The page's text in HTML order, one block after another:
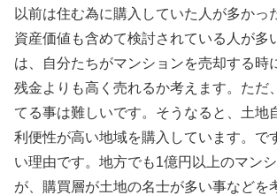
以前は住む為に購入していた人が多かっ
資産価値も含めて検討されている人が多
は、自分たちがマンションを売却する時
残金よりも高く売れるか考えます。ただ
てる事は難しいです。そうなると、土地
利便性が高い地域を購入しています。で
い理由です。地方でも1億円以上のマン
が、購買層が土地の名士が多い事などを